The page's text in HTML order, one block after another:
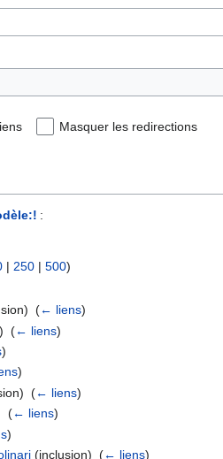
Masquer les redirections
:
| 250 | 500)
(← liens)
(← liens)
)
)
(← liens)
(← liens)
)
(inclusion) ‎(← liens)